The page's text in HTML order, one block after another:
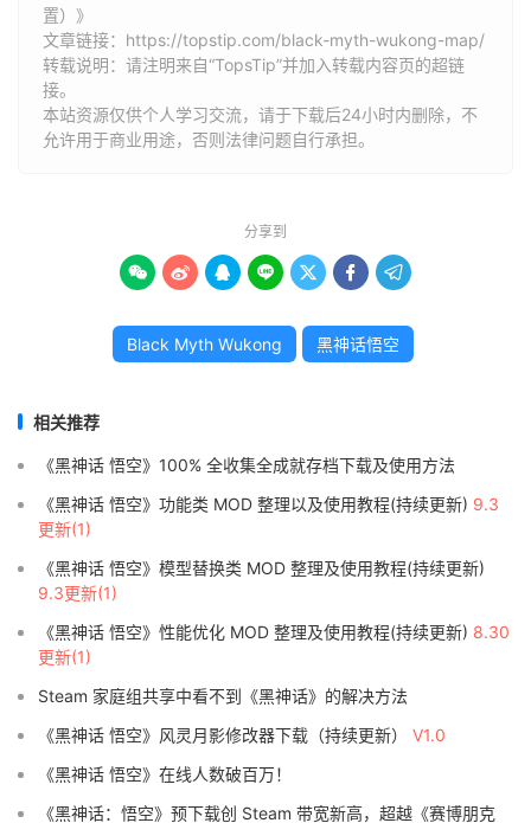
置）》
文章链接： https://topstip.com/black-myth-wukong-map/
转载说明：请注明来自“TopsTip”并加入转载内容页的超链
接。
本站资源仅供个人学习交流，请于下载后24小时内删除，不
允许用于商业用途，否则法律问题自行承担。
分享到
      
Black Myth Wukong 黑神话悟空
相关推荐
《黑神话 悟空》100% 全收集全成就存档下载及使用方法
《黑神话 悟空》功能类 MOD 整理以及使用教程(持续更新) 9.3
更新(1)
《黑神话 悟空》模型替换类 MOD 整理及使用教程(持续更新)
9.3更新(1)
《黑神话 悟空》性能优化 MOD 整理及使用教程(持续更新) 8.30
更新(1)
Steam 家庭组共享中看不到《黑神话》的解决方法
《黑神话 悟空》风灵月影修改器下载（持续更新） V1.0
《黑神话 悟空》在线人数破百万！
《黑神话：悟空》预下载创 Steam 带宽新高，超越《赛博朋克